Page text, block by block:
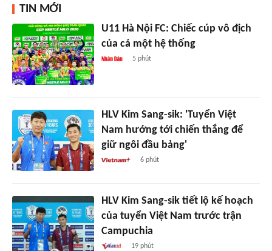
TIN MỚI
U11 Hà Nội FC: Chiếc cúp vô địch
của cả một hệ thống
5 phút
HLV Kim Sang-sik: 'Tuyển Việt
Nam hướng tới chiến thắng để
giữ ngôi đầu bảng'
6 phút
HLV Kim Sang-sik tiết lộ kế hoạch
của tuyển Việt Nam trước trận
Campuchia
19 phút